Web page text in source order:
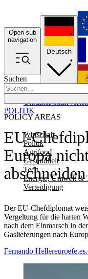
Open sub
navigation
Suchen
POLICY AREAS
Wirtschaft
Politik
Agrifood
Gesundheit
Tech
Energie, Umwelt &
Verteidigung
UkrainePolitik
Deutsch
EU-
Europa
abschneiden
Der EU-Chefdiplomat
Vergeltung für die harten
nach dem Einmarsch in
Gaslieferungen nach
POLITIK
Fernando Heller